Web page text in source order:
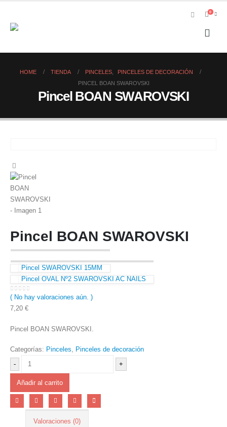
0
HOME TIENDA PINCELES
PINCELES DE DECORACIÓN
PINCEL BOAN SWAROVSKI
Pincel BOAN SWAROVSKI
Pincel BOAN SWAROVSKI
Pincel SWAROVSKI 15MM
Pincel OVAL Nº2 SWAROVSKI AC NAILS
0 out of 5
( No hay valoraciones aún. )
7,20 €
Pincel BOAN SWAROVSKI.
Categorías: Pinceles, Pinceles de decoración
-
+
Añadir al carrito
Valoraciones (0)